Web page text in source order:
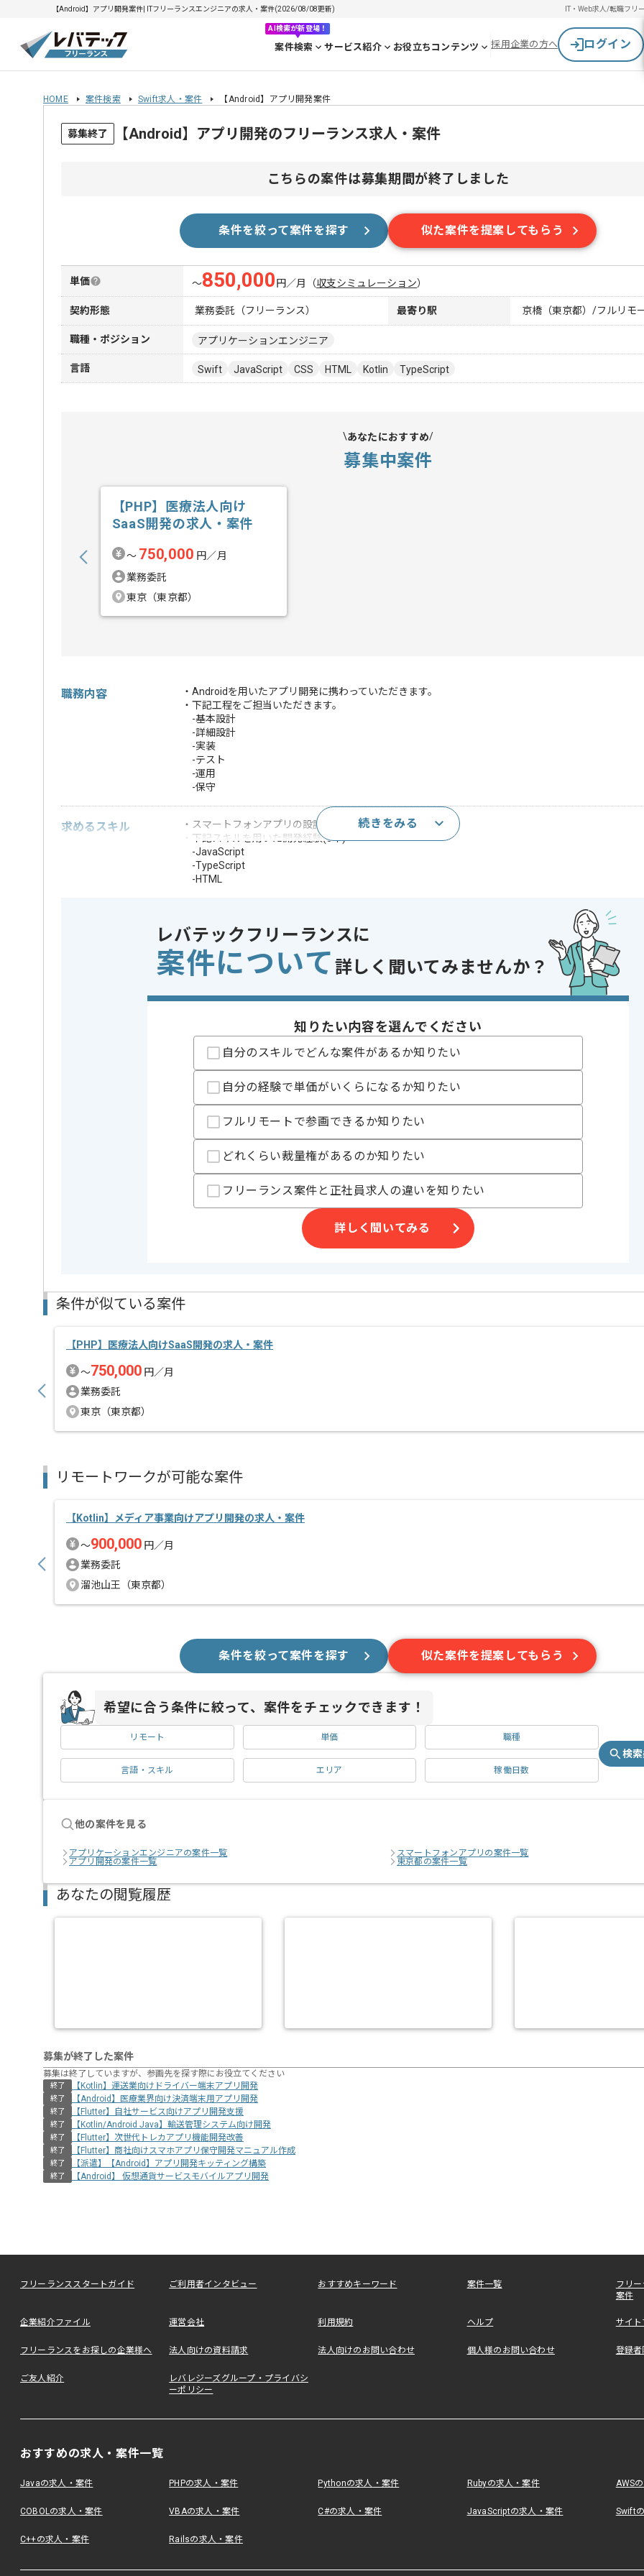
【Android】アプリ開発案件| ITフリーランスエンジニアの求人・案件(2026/08/08更新) IT・Web求人/転職フリ
AI検索が新登場！
案件検索 サービス紹介 お役立ちコンテンツ 採用企業の方へ ログイン
HOME 案件検索 Swift求人・案件 【Android】アプリ開発案件
募集終了 【Android】アプリ開発のフリーランス求人・案件
こちらの案件は募集期間が終了しました
条件を絞って案件を探す 似た案件を提案してもらう
単価 〜850,000 円／月 （収支シミュレーション）
契約形態 業務委託（フリーランス） 最寄り駅 京橋（東京都）/フルリモ
職種・ポジション アプリケーションエンジニア
言語 Swift JavaScript CSS HTML Kotlin TypeScript
あなたにおすすめ
募集中案件
【PHP】医療法人向け
SaaS開発の求人・案件
〜 750,000 円／月
業務委託
東京（東京都）
職務内容
・Androidを用いたアプリ開発に携わっていただきます。
・下記工程をご担当いただきます。
-基本設計
-詳細設計
-実装
-テスト
-運用
-保守
求めるスキル
・スマートフォンアプリの設計および開発経験(3年)
・下記スキルを用いた開発経験(3年)
-JavaScript
-TypeScript
-HTML
歓迎スキル
・アジャイル開発の経験
・UIテストの自動化とCICDへの組み込み経験
・クロスコンパイル可能なフレームワークの使用経験
※上記に似た経験やスキルをお持ちであれば申し込み可能なケースもございます！まずはお気軽にご相談ください！
OS Android
担当領域/システム
スマートフォンアプリ
参画実績あり , 20代活躍中 , 30代活躍中 , 長期プロジェクト , 40代活躍中 , BtoB向
精算条件
有
精算基準時間
140時間〜180時間
支払いサイト
15日
ご経験と実績に応じてスライド案件のご提案も差し上げる場合がございます。
新しいアイディアや技術を積極的に導入し、
スキルアップされたい方、長期的に参画されたい方にオススメの案件です。
続きをみる
レバテックフリーランスに
案件について 詳しく聞いてみませんか？
知りたい内容を選んでください
自分のスキルでどんな案件があるか知りたい
自分の経験で単価がいくらになるか知りたい
フルリモートで参画できるか知りたい
どれくらい裁量権があるのか知りたい
フリーランス案件と正社員求人の違いを知りたい
詳しく聞いてみる
条件が似ている案件
【PHP】医療法人向けSaaS開発の求人・案件
〜750,000 円／月
業務委託
東京（東京都）
リモートワークが可能な案件
【Kotlin】メディア事業向けアプリ開発の求人・案件
〜900,000 円／月
業務委託
溜池山王（東京都）
条件を絞って案件を探す 似た案件を提案してもらう
希望に合う条件に絞って、案件をチェックできます！
リモート 単価 職種
言語・スキル エリア 稼働日数
検
他の案件を見る
アプリケーションエンジニアの案件一覧
スマートフォンアプリの案件一覧
アプリ開発の案件一覧
東京都の案件一覧
あなたの閲覧履歴
募集が終了した案件
募集は終了していますが、参画先を探す際にお役立てください
終了 【Kotlin】運送業向けドライバー端末アプリ開発
終了 【Android】医療業界向け決済端末用アプリ開発
終了 【Flutter】自社サービス向けアプリ開発支援
終了 【Kotlin/Android Java】輸送管理システム向け開発
終了 【Flutter】次世代トレカアプリ機能開発改善
終了 【Flutter】商社向けスマホアプリ保守開発マニュアル作成
終了 【派遣】【Android】アプリ開発キッティング構築
終了 【Android】 仮想通貨サービスモバイルアプリ開発
フリーランススタートガイド ご利用者インタビュー おすすめキーワード 案件一覧
フリ
案件
企業紹介ファイル 運営会社 利用規約 ヘルプ サイ
フリーランスをお探しの企業様へ 法人向けの資料請求 法人向けのお問い合わせ 個人様のお問い合わせ 登録
ご友人紹介
レバレジーズグループ・プライバシ
ーポリシー
おすすめの求人・案件一覧
Javaの求人・案件 PHPの求人・案件 Pythonの求人・案件 Rubyの求人・案件 AWS
COBOLの求人・案件 VBAの求人・案件 C#の求人・案件 JavaScriptの求人・案件 Swift
C++の求人・案件 Railsの求人・案件